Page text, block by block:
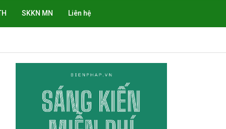
SKKN MN Liên hệ